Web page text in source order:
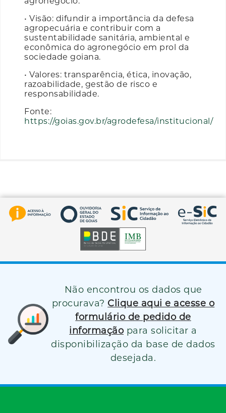
• Visão: difundir a importância da defesa
agropecuária e contribuir com a
sustentabilidade sanitária, ambiental e
econômica do agronegócio em prol da
sociedade goiana.
• Valores: transparência, ética, inovação,
razoabilidade, gestão de risco e
responsabilidade.
Fonte:
https://goias.gov.br/agrodefesa/institucional/
Não encontrou os dados que
procurava? Clique aqui e acesse o
formulário de pedido de
informação para solicitar a
disponibilização da base de dados
desejada.